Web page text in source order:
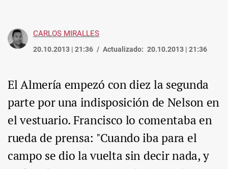
CARLOS MIRALLES
20.10.2013 | 21:36 Actualizado: 20.10.2013 | 21:36
El Almería empezó con diez la segunda
parte por una indisposición de Nelson en
el vestuario. Francisco lo comentaba en
rueda de prensa: "Cuando iba para el
campo se dio la vuelta sin decir nada, y